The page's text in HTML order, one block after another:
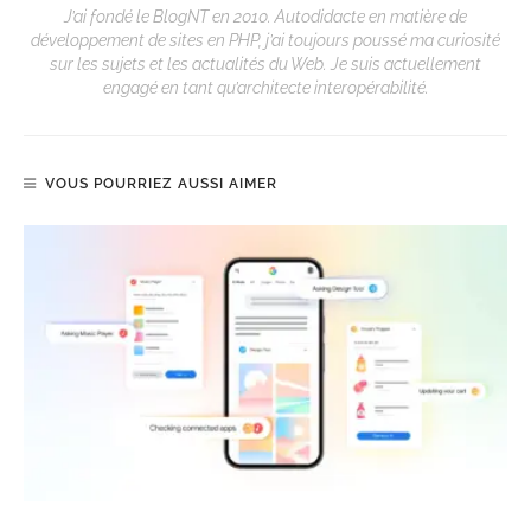
J’ai fondé le BlogNT en 2010. Autodidacte en matière de
développement de sites en PHP, j’ai toujours poussé ma curiosité
sur les sujets et les actualités du Web. Je suis actuellement
engagé en tant qu’architecte interopérabilité.
VOUS POURRIEZ AUSSI AIMER